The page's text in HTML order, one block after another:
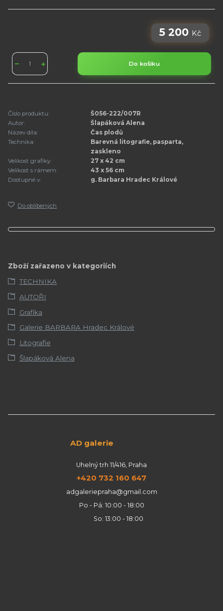
5 200 Kč
Do košíku
Číslo produktu:
Š056-222/007R
Autor:
Šlapáková Alena
Název díla:
Čas plodů
Technika:
Barevná litografie, pasparta,
zaskleno
Velikost grafiky:
27 x 42 cm
Velikost s rámem:
43 x 56 cm
Dostupné v:
g. Barbara Hradec Králové
Do oblíbených
Zboží zařazeno v kategoriích
TECHNIKA
AUTOŘI
Grafika
Galerie BARBARA Hradec Králové
Litografie
Šlapáková Alena
AD galerie
Uhelný trh 11/416, Praha
+420 732 160 647
adgaleriepraha@gmail.com
Po - Pá: 10:00 - 18:00
So: 13:00 - 18:00